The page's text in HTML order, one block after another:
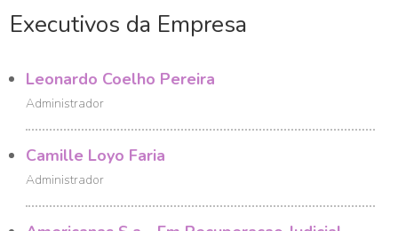
Executivos da Empresa
Leonardo Coelho Pereira
Administrador
Camille Loyo Faria
Administrador